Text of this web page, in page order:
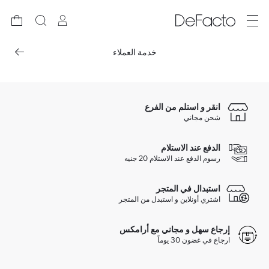
خدمة العملاء
انقر و استلم من الفرع
شحن مجاني
الدفع عند الاستلام
رسوم الدفع عند الاستلام 20 جنيه
استبدال في المتجر
اشتري أونلاين و استبدل من المتجر
إرجاع سهل و مجاني مع أرامكس
ارجاع في غضون 30 يوماً